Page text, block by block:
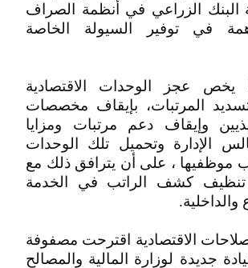
البنك الزراعي في أنظمة الصراف
في توفير السيولة الخاصة
عجز الوحدات الاقتصادية
تسديد المرتبات، بإيقاف مخصصات
وإيقاف دعم مرتبات ومزايا
الإدارة وتحميل تلك الوحدات
موظفيها ، على أن يترافق ذلك مع
كشف الراتب في الخدمة
والداخلية.
الاقتصادية اقترحت مصفوفة
جديدة لوزارة المالية والمصالح